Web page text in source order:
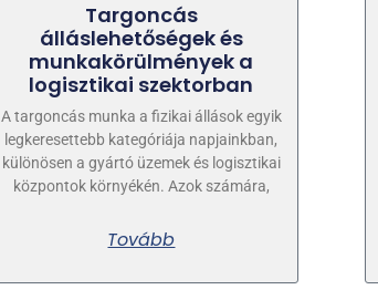
Targoncás
álláslehetőségek és
munkakörülmények a
logisztikai szektorban
A targoncás munka a fizikai állások egyik
legkeresettebb kategóriája napjainkban,
különösen a gyártó üzemek és logisztikai
központok környékén. Azok számára,
Tovább